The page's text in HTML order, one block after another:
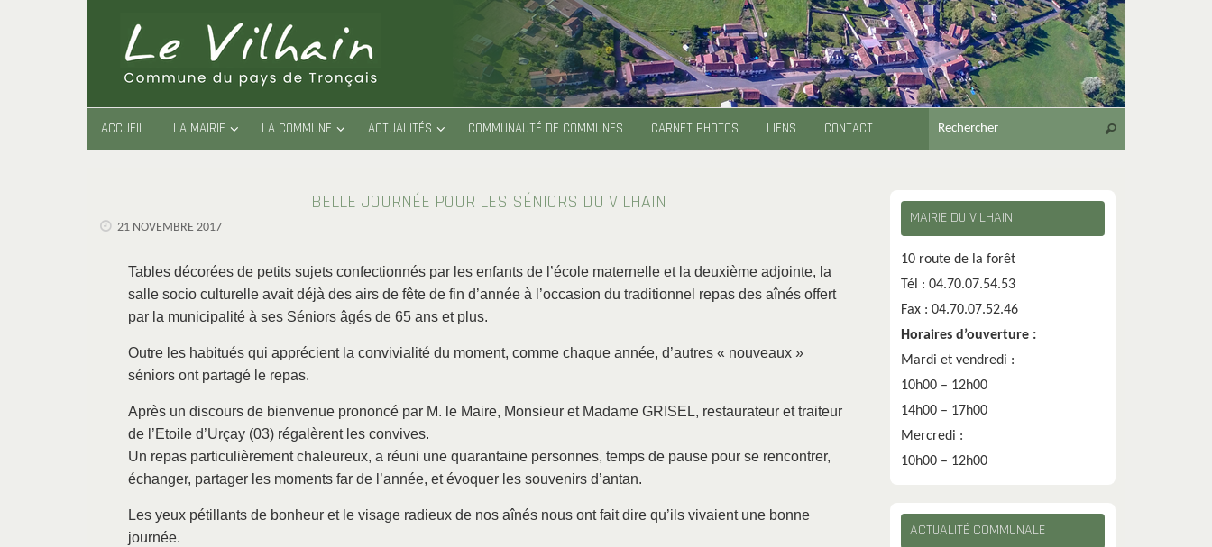
AUACCUEIL LA MAIRIE LA COMMUNE ACTUALITÉS COMMUNAUTÉ DE COMMUNES CARNET PHOTOS LIENS CONTACT Rechercher
BELLE JOURNÉE POUR LES SÉNIORS DU VILHAIN
21 NOVEMBRE 2017
Tables décorées de petits sujets confectionnés par les enfants de l’école maternelle et la deuxième adjointe, la
salle socio culturelle avait déjà des airs de fête de fin d’année à l’occasion du traditionnel repas des aînés offert
par la municipalité à ses Séniors âgés de 65 ans et plus.
Outre les habitués qui apprécient la convivialité du moment, comme chaque année, d’autres « nouveaux »
séniors ont partagé le repas.
Après un discours de bienvenue prononcé par M. le Maire, Monsieur et Madame GRISEL, restaurateur et traiteur
de l’Etoile d’Urçay (03) régalèrent les convives.
Un repas particulièrement chaleureux, a réuni une quarantaine personnes, temps de pause pour se rencontrer,
échanger, partager les moments far de l’année, et évoquer les souvenirs d’antan.
Les yeux pétillants de bonheur et le visage radieux de nos aînés nous ont fait dire qu’ils vivaient une bonne
journée.
MAIRIE DU VILHAIN
10 route de la forêt
Tél : 04.70.07.54.53
Fax : 04.70.07.52.46
Horaires d’ouverture :
Mardi et vendredi :
10h00 – 12h00
14h00 – 17h00
Mercredi :
10h00 – 12h00
ACTUALITÉ COMMUNALE